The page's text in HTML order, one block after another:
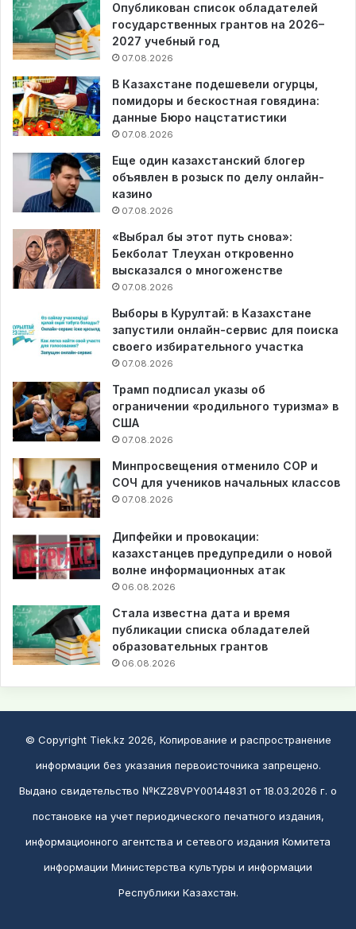
Опубликован список обладателей
государственных грантов на 2026–
2027 учебный год
07.08.2026
В Казахстане подешевели огурцы,
помидоры и бескостная говядина:
данные Бюро нацстатистики
07.08.2026
Еще один казахстанский блогер
объявлен в розыск по делу онлайн-
казино
07.08.2026
«Выбрал бы этот путь снова»:
Бекболат Тлеухан откровенно
высказался о многоженстве
07.08.2026
Выборы в Курултай: в Казахстане
запустили онлайн-сервис для поиска
своего избирательного участка
07.08.2026
Трамп подписал указы об
ограничении «родильного туризма» в
США
07.08.2026
Минпросвещения отменило СОР и
СОЧ для учеников начальных классов
07.08.2026
Дипфейки и провокации:
казахстанцев предупредили о новой
волне информационных атак
06.08.2026
Стала известна дата и время
публикации списка обладателей
образовательных грантов
06.08.2026
© Copyright Tiek.kz 2026, Копирование и распространение
информации без указания первоисточника запрещено.
Выдано свидетельство №KZ28VPY00144831 от 18.03.2026 г. о
постановке на учет периодического печатного издания,
информационного агентства и сетевого издания Комитета
информации Министерства культуры и информации
Республики Казахстан.